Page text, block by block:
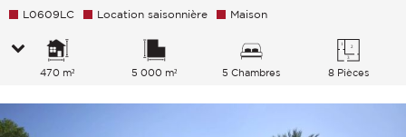
L0609LC Location saisonnière Maison
470 m² 5 000 m² 5 Chambres 8 Pièces